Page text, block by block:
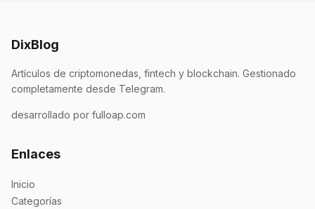
DixBlog
Artículos de criptomonedas, fintech y blockchain. Gestionado
completamente desde Telegram.
desarrollado por fulloap.com
Enlaces
Inicio
Categorías